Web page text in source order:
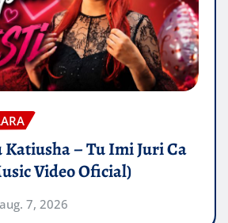
Katiusha – Tu Imi Juri Ca
Video Oficial)
aug. 7, 2026